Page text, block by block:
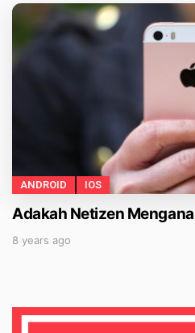
ANDROID IOS
Adakah Netizen
8 years ago